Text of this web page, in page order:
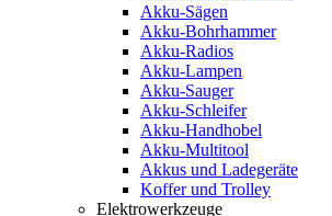
Akku-Sägen
Akku-Bohrhammer
Akku-Radios
Akku-Lampen
Akku-Sauger
Akku-Schleifer
Akku-Handhobel
Akku-Multitool
Akkus und Ladegeräte
Koffer und Trolley
Elektrowerkzeuge